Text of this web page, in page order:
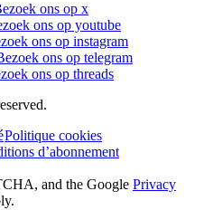
ons op x
ons op youtube
ons op instagram
ons op telegram
ons op threads
Politique cookies
d’abonnement
and the Google Privacy